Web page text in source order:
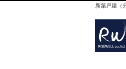
新築戸建（